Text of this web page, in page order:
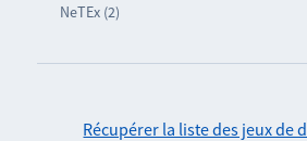
NeTEx (2)
Récupérer la liste des jeux de